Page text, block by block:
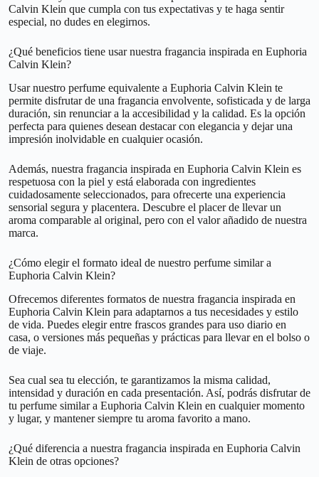
Calvin Klein que cumpla con tus expectativas y te haga sentir
especial, no dudes en elegirnos.
¿Qué beneficios tiene usar nuestra fragancia inspirada en Euphoria
Calvin Klein?
Usar nuestro perfume equivalente a Euphoria Calvin Klein te
permite disfrutar de una fragancia envolvente, sofisticada y de larga
duración, sin renunciar a la accesibilidad y la calidad. Es la opción
perfecta para quienes desean destacar con elegancia y dejar una
impresión inolvidable en cualquier ocasión.
Además, nuestra fragancia inspirada en Euphoria Calvin Klein es
respetuosa con la piel y está elaborada con ingredientes
cuidadosamente seleccionados, para ofrecerte una experiencia
sensorial segura y placentera. Descubre el placer de llevar un
aroma comparable al original, pero con el valor añadido de nuestra
marca.
¿Cómo elegir el formato ideal de nuestro perfume similar a
Euphoria Calvin Klein?
Ofrecemos diferentes formatos de nuestra fragancia inspirada en
Euphoria Calvin Klein para adaptarnos a tus necesidades y estilo
de vida. Puedes elegir entre frascos grandes para uso diario en
casa, o versiones más pequeñas y prácticas para llevar en el bolso o
de viaje.
Sea cual sea tu elección, te garantizamos la misma calidad,
intensidad y duración en cada presentación. Así, podrás disfrutar de
tu perfume similar a Euphoria Calvin Klein en cualquier momento
y lugar, y mantener siempre tu aroma favorito a mano.
¿Qué diferencia a nuestra fragancia inspirada en Euphoria Calvin
Klein de otras opciones?